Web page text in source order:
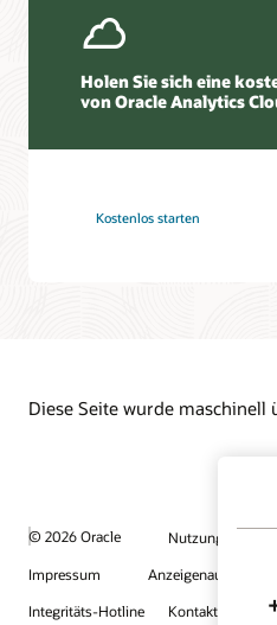
Holen Sie sich eine
von Oracle Analytics
Kostenlos starten
Diese Seite wurde maschinell
© 2026 Oracle
Impressum
Anzeigenauswahl
Integritäts-Hotline
Kontaktieren Sie